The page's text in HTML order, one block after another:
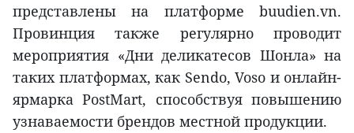
представлены на платформе buudien.vn.
Провинция также регулярно проводит
мероприятия «Дни деликатесов Шонла» на
таких платформах, как Sendo, Voso и онлайн-
ярмарка PostMart, способствуя повышению
узнаваемости брендов местной продукции.